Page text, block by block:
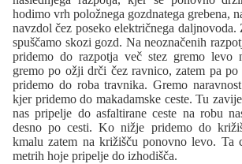
hodimo vrh položnega gozdnatega grebena,
navzdol čez poseko električnega daljnovoda.
spuščamo skozi gozd. Na neoznačenih
pridemo do razpotja več stez gremo levo
gremo po ožji drči čez ravnico, zatem pa
pridemo do roba travnika. Gremo
kjer pridemo do makadamske ceste. Tu
nas pripelje do asfaltirane ceste na robu
desno po cesti. Ko nižje pridemo do
kmalu zatem na križišču ponovno levo. Ta
metrih hoje pripelje do izhodišča.